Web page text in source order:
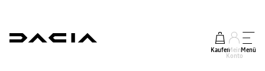
KaufenMein
Konto
Menü